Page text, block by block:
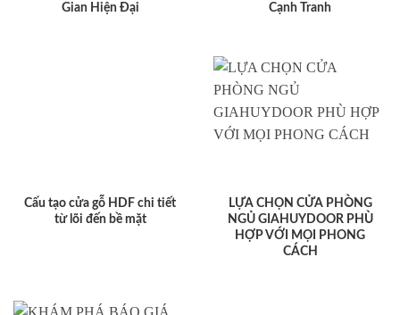
Gian Hiện Đại
Cạnh Tranh
Cấu tạo cửa gỗ HDF chi tiết
từ lõi đến bề mặt
LỰA CHỌN CỬA PHÒNG
NGỦ GIAHUYDOOR PHÙ
HỢP VỚI MỌI PHONG
CÁCH